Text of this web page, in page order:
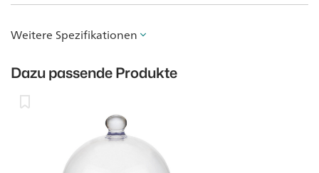
Weitere Spezifikationen
Dazu passende Produkte